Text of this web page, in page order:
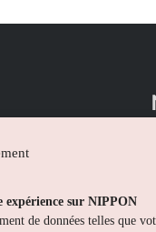
expérience sur NIPPON
de données telles que